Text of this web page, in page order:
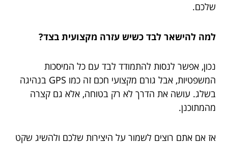
שלכם.
למה להישאר לבד כשיש עזרה מקצועית בצד?
נכון, אפשר לנסות להתמודד לבד עם כל המיסכות
המשפטיות, אבל גורם מקצועי חכם זה כמו GPS בנהיגה
בשלג. עושה את הדרך לא רק בטוחה, אלא גם קצרה
מהמתוכנן.
אז אם אתם רוצים לשמור על היצירות שלכם ולהשיג שקט